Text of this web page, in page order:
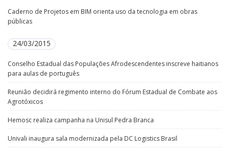
Caderno de Projetos em BIM orienta uso da tecnologia em obras
públicas
24/03/2015
Conselho Estadual das Populações Afrodescendentes inscreve haitianos
para aulas de português
Reunião decidirá regimento interno do Fórum Estadual de Combate aos
Agrotóxicos
Hemosc realiza campanha na Unisul Pedra Branca
Univali inaugura sala modernizada pela DC Logistics Brasil